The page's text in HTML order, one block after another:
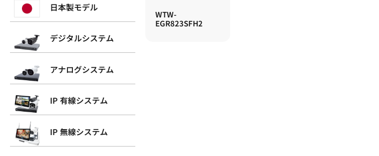
日本製モデル
デジタルシステム
アナログシステム
IP 有線システム
IP 無線システム
WTW-
EGR823SFH2